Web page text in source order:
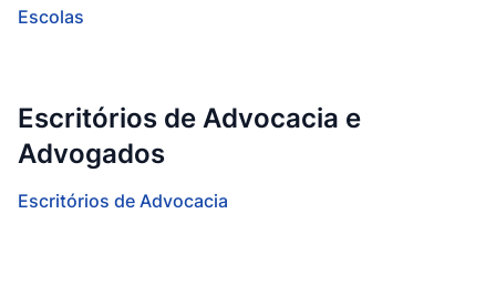
Escolas
Escritórios de Advocacia e
Advogados
Escritórios de Advocacia